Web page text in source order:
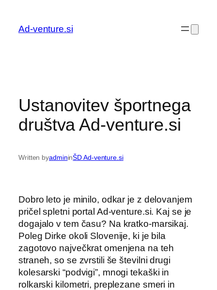
vsebino
Ad-venture.si
Ustanovitev športnega
društva Ad-venture.si
Written byadmininŠD Ad-venture.si
Dobro leto je minilo, odkar je z delovanjem
pričel spletni portal Ad-venture.si. Kaj se je
dogajalo v tem času? Na kratko-marsikaj.
Poleg Dirke okoli Slovenije, ki je bila
zagotovo največkrat omenjena na teh
straneh, so se zvrstili še številni drugi
kolesarski “podvigi”, mnogi tekaški in
rolkarski kilometri, preplezane smeri in